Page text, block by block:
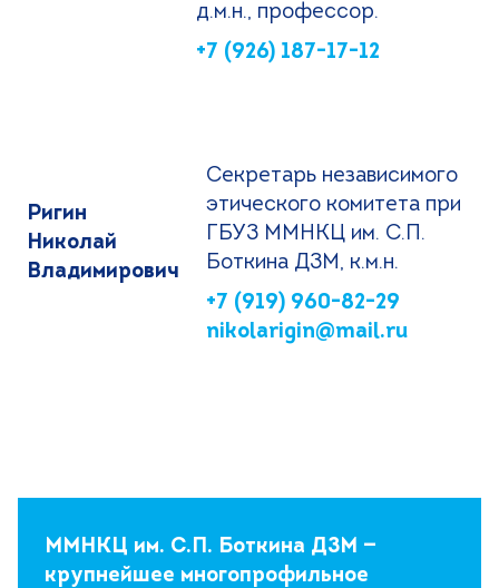
д.м.н., профессор.
+7 (926) 187-17-12
Ригин
Николай
Владимирович
Cекретарь независимого
этического комитета при
ГБУЗ ММНКЦ им. С.П.
Боткина ДЗМ, к.м.н.
+7 (919) 960-82-29
nikolarigin@mail.ru
ММНКЦ им. С.П. Боткина ДЗМ —
крупнейшее многопрофильное